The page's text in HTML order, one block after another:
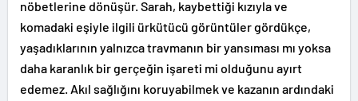
nöbetlerine dönüşür. Sarah, kaybettiği kızıyla ve
komadaki eşiyle ilgili ürkütücü görüntüler gördükçe,
yaşadıklarının yalnızca travmanın bir yansıması mı yoksa
daha karanlık bir gerçeğin işareti mi olduğunu ayırt
edemez. Akıl sağlığını koruyabilmek ve kazanın ardındaki